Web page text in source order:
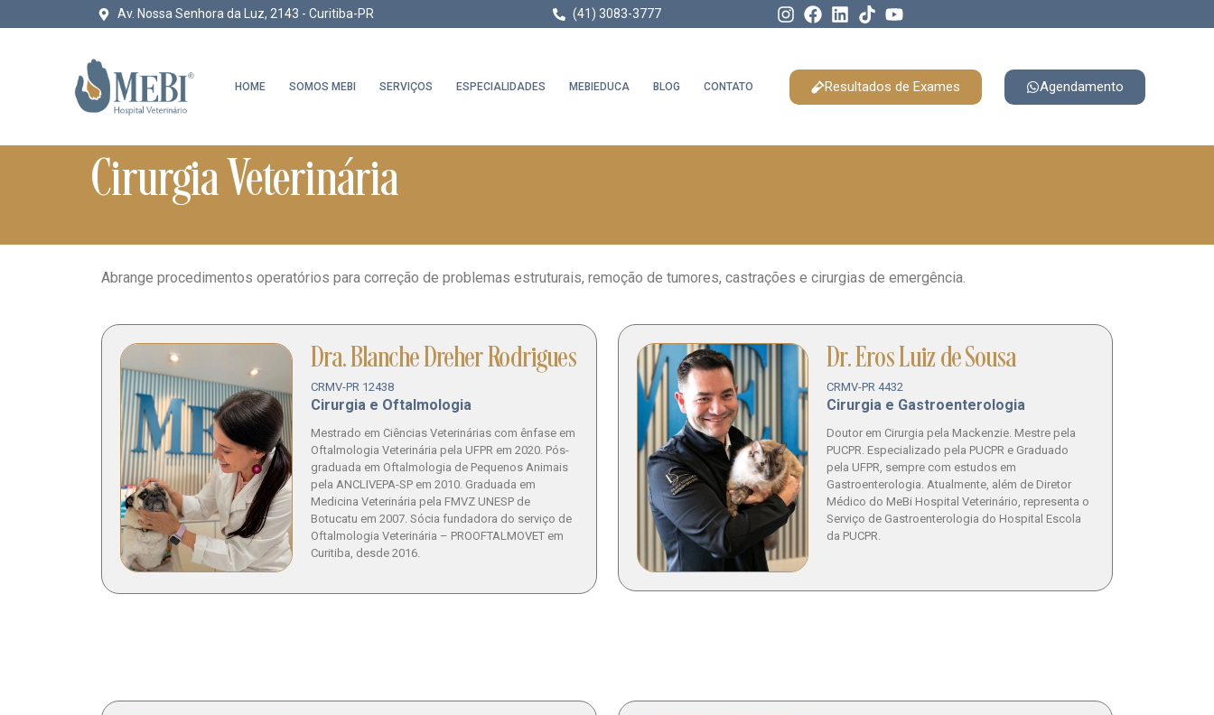
Av. Nossa Senhora da Luz, 2143 - Curitiba-PR (41) 3083-3777
HOME SOMOS MEBI SERVIÇOS ESPECIALIDADES MEBIEDUCA BLOG CONTATO Resultados de Exames Agendamento
Cirurgia Veterinária
Abrange procedimentos operatórios para correção de problemas estruturais, remoção de tumores, castrações e cirurgias de emergência.
Dra. Blanche Dreher Rodrigues
CRMV-PR 12438
Cirurgia e Oftalmologia
Mestrado em Ciências Veterinárias com ênfase em
Oftalmologia Veterinária pela UFPR em 2020. Pós-
graduada em Oftalmologia de Pequenos Animais
pela ANCLIVEPA-SP em 2010. Graduada em
Medicina Veterinária pela FMVZ UNESP de
Botucatu em 2007. Sócia fundadora do serviço de
Oftalmologia Veterinária – PROOFTALMOVET em
Curitiba, desde 2016.
Dr. Eros Luiz de Sousa
CRMV-PR 4432
Cirurgia e Gastroenterologia
Doutor em Cirurgia pela Mackenzie. Mestre pela
PUCPR. Especializado pela PUCPR e Graduado
pela UFPR, sempre com estudos em
Gastroenterologia. Atualmente, além de Diretor
Médico do MeBi Hospital Veterinário, representa o
Serviço de Gastroenterologia do Hospital Escola
da PUCPR.